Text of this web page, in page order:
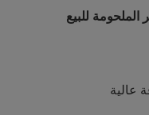
الملحومة للبيع
عالية